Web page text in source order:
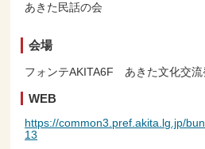
あきた民話の会
会場
フォンテAKITA6F あきた文化交流
WEB
https://common3.pref.akita.lg.jp/
13